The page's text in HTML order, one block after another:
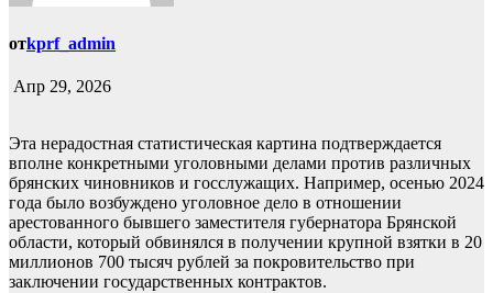
отkprf_admin
Апр 29, 2026
Эта нерадостная статистическая картина подтверждается
вполне конкретными уголовными делами против различных
брянских чиновников и госслужащих. Например, осенью 2024
года было возбуждено уголовное дело в отношении
арестованного бывшего заместителя губернатора Брянской
области, который обвинялся в получении крупной взятки в 20
миллионов 700 тысяч рублей за покровительство при
заключении государственных контрактов.